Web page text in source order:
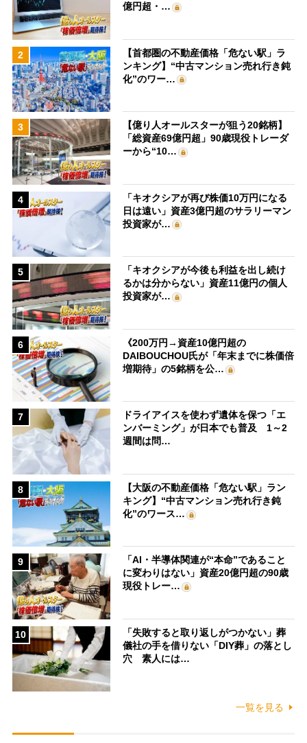
億円超・…
2
【首都圏の不動産価格「危ない駅」ラ
ンキング】“中古マンション売れ行き鈍
化”のワー…
3
【億り人オールスターが狙う20銘柄】
「総資産69億円超」90歳現役トレーダ
ーから“10…
4
「キオクシアが再び株価10万円になる
日は遠い」資産3億円超のサラリーマン
投資家が…
5
「キオクシアが今後も利益を出し続け
るかは分からない」資産11億円の個人
投資家が…
6
《200万円→資産10億円超の
DAIBOUCHOU氏が「年末までに株価倍
増期待」の5銘柄を公…
7
ドライアイスを使わず遺体を保つ「エ
ンバーミング」が日本でも普及 1～2
週間は問…
8
【大阪の不動産価格「危ない駅」ラン
キング】“中古マンション売れ行き鈍
化”のワース…
9
「AI・半導体関連が“本命”であること
に変わりはない」資産20億円超の90歳
現役トレー…
10
「失敗すると取り返しがつかない」葬
儀社の手を借りない「DIY葬」の落とし
穴 素人には…
一覧を見る